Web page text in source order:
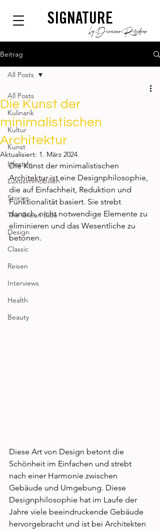
SIGNATURE
by Dianium Residence
Beitrag
All Posts
Kulinarik
Kultur
Kunst
Lifestyle
Luxusimmobilien
Stories
The Green Side
Design
Classic
Reisen
Interviews
Health
Beauty
All Posts
Die Kunst der
minimalistischen
Architektur
Aktualisiert: 1. März 2024
Die Kunst der minimalistischen
Architektur ist eine Designphilosophie,
die auf Einfachheit, Reduktion und
Funktionalität basiert. Sie strebt
danach, nicht notwendige Elemente zu
eliminieren und das Wesentliche zu
betonen.
Diese Art von Design betont die
Schönheit im Einfachen und strebt
nach einer Harmonie zwischen
Gebäude und Umgebung. Diese
Designphilosophie hat im Laufe der
Jahre viele beeindruckende Gebäude
hervorgebracht und ist bei Architekten